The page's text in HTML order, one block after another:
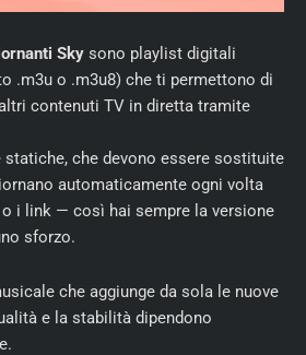
Sky sono playlist digitali
.m3u o .m3u8) che ti permettono di
contenuti TV in diretta tramite
che devono essere sostituite
automaticamente ogni volta
i link — così hai sempre la versione
sforzo.
che aggiunge da sola le nuove
e la stabilità dipendono